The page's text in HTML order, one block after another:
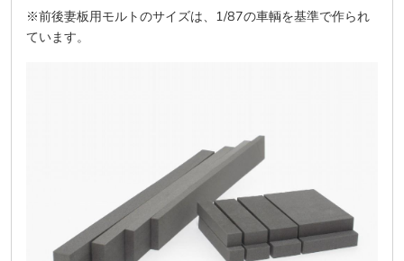
※前後妻板用モルトのサイズは、1/87の車輌を基準で作られ
ています。